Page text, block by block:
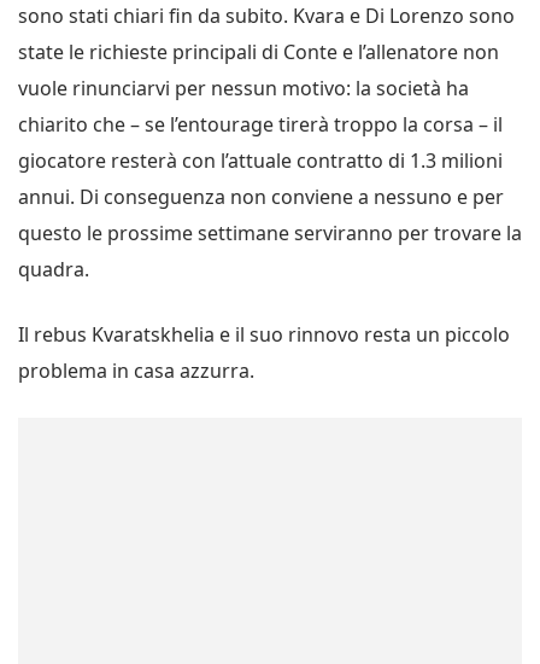
sono stati chiari fin da subito. Kvara e Di Lorenzo sono
state le richieste principali di Conte e l’allenatore non
vuole rinunciarvi per nessun motivo: la società ha
chiarito che – se l’entourage tirerà troppo la corsa – il
giocatore resterà con l’attuale contratto di 1.3 milioni
annui. Di conseguenza non conviene a nessuno e per
questo le prossime settimane serviranno per trovare la
quadra.
Il rebus Kvaratskhelia e il suo rinnovo resta un piccolo
problema in casa azzurra.